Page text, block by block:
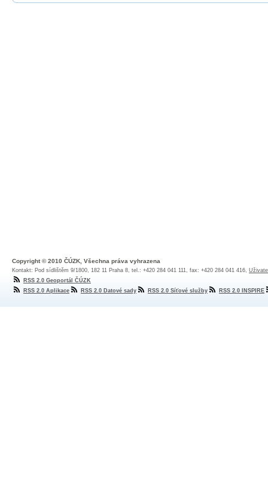
Copyright © 2010 ČÚZK, Všechna práva vyhrazena
Kontakt: Pod sídlištěm 9/1800, 182 11 Praha 8, tel.: +420 284 041 111, fax: +420 284 041 416,
RSS 2.0 Geoportál ČÚZK
RSS 2.0 Aplikace
RSS 2.0 Datové sady RSS 2.0 Síťové služby RSS 2.0 INSPIRE